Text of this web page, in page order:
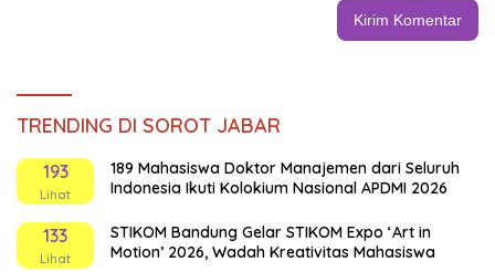
TRENDING DI SOROT JABAR
193
Lihat
189 Mahasiswa Doktor Manajemen dari Seluruh
Indonesia Ikuti Kolokium Nasional APDMI 2026
133
Lihat
STIKOM Bandung Gelar STIKOM Expo ‘Art in
Motion’ 2026, Wadah Kreativitas Mahasiswa